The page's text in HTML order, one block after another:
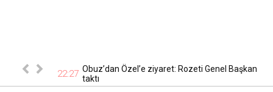
ucuzu 115 22:27 Obuz’dan Özel’e ziyaret: Rozeti Genel Başkan
taktı